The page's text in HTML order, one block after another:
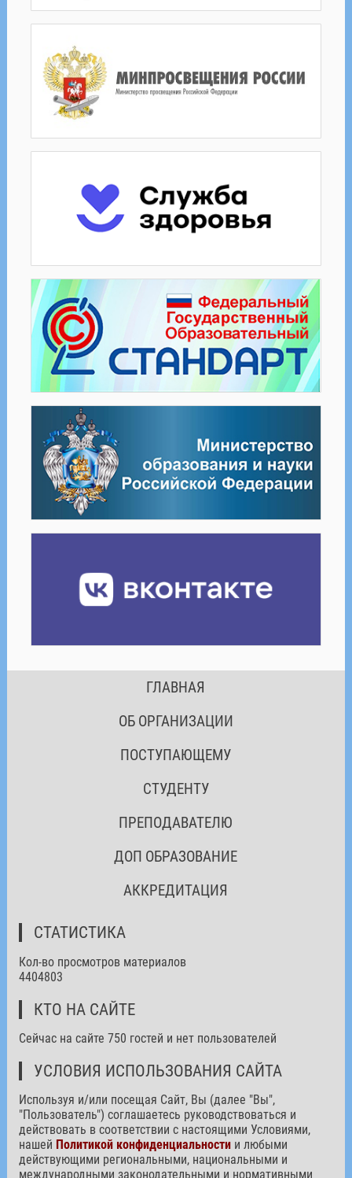
ГЛАВНАЯ
ОБ ОРГАНИЗАЦИИ
ПОСТУПАЮЩЕМУ
СТУДЕНТУ
ПРЕПОДАВАТЕЛЮ
ДОП ОБРАЗОВАНИЕ
АККРЕДИТАЦИЯ
СТАТИСТИКА
Кол-во просмотров материалов
4404803
КТО НА САЙТЕ
Сейчас на сайте 750 гостей и нет пользователей
УСЛОВИЯ ИСПОЛЬЗОВАНИЯ САЙТА
Используя и/или посещая Сайт, Вы (далее "Вы",
"Пользователь") соглашаетесь руководствоваться и
действовать в соответствии с настоящими Условиями,
нашей Политикой конфиденциальностии любыми
действующими региональными, национальными и
международными законодательными и нормативными